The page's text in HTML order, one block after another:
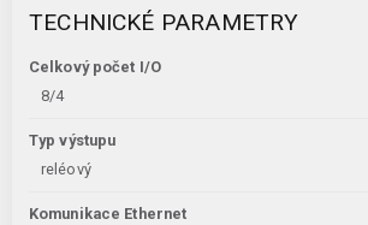
TECHNICKÉ PARAMETRY
Celkový počet I/O
8/4
Typ výstupu
reléový
Komunikace Ethernet